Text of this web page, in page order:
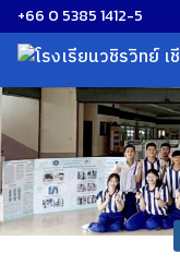
Skip
to
content
+66 0 5385 1412-5
Search
for: